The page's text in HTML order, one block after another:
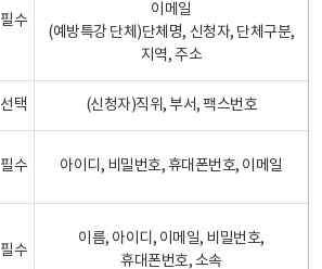
필수
이메일
(예방특강 단체)단체명, 신청자, 단체구분,
지역, 주소
선택 (신청자)직위, 부서, 팩스번호
필수 아이디, 비밀번호, 휴대폰번호, 이메일
필수
이름, 아이디, 이메일, 비밀번호,
휴대폰번호, 소속